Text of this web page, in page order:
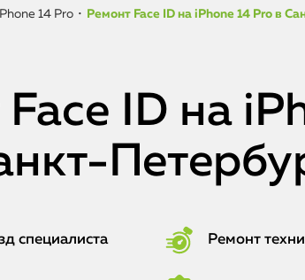
14 Pro • Ремонт Face ID на iPhone 14 Pro в
ID на
специалиста Ремонт